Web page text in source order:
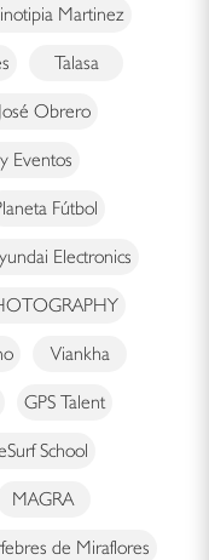
Martinez
Talasa
Obrero
Eventos
Fútbol
Electronics
Viankha
GPS Talent
School
MAGRA
de Miraflores